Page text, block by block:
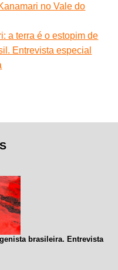
no Vale do
a terra é o estopim de
Entrevista especial
brasileira. Entrevista